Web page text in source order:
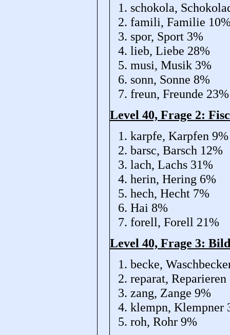
schokola,
famili, Familie
spor, Sport 3%
lieb, Liebe 28%
musi, Musik 3%
sonn, Sonne 8%
freun, Freunde 23%
Level 40, Frage 2:
karpfe, Karpfen 9%
barsc, Barsch 12%
lach, Lachs 31%
herin, Hering 6%
hech, Hecht 7%
Hai 8%
forell, Forell 21%
Level 40, Frage 3:
becke,
reparat, Reparieren
zang, Zange 9%
klempn, Klempner
roh, Rohr 9%